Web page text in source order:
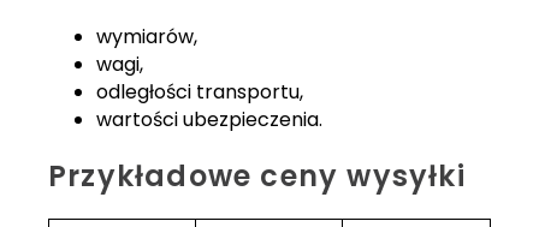
wymiarów,
wagi,
odległości transportu,
wartości ubezpieczenia.
Przykładowe ceny wysyłki